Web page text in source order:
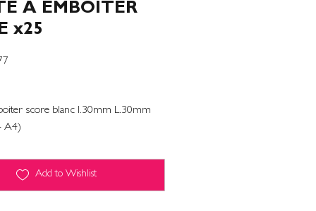
A EMBOITER
x25
score blanc l.30mm L.30mm
A4)
Add to Wishlist